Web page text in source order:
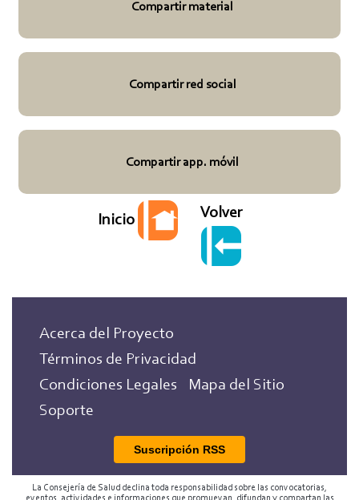
Compartir material
Compartir red social
Compartir app. móvil
Inicio Volver
Acerca del Proyecto
Términos de Privacidad
Condiciones Legales
Mapa del Sitio
Soporte
Suscripción RSS
La Consejería de Salud declina toda responsabilidad sobre las convocatorias,